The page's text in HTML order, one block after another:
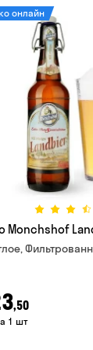
онлайн
Monchshof
,50
1 шт